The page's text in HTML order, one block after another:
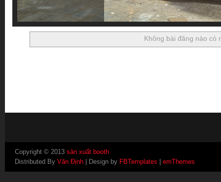
Không bài đăng nào có
Copyright © 2013 sản xuất booth
Distributed By Văn Định | Design by FBTemplates emThemes